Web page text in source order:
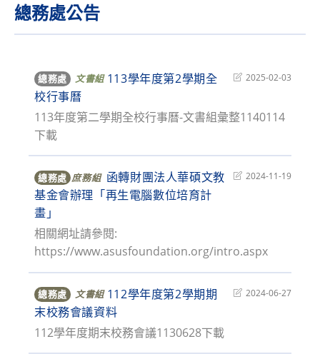
總務處公告
總務處 文書組 113學年度第2學期全
校行事曆
Post
modified:
2025-02-03
113年度第二學期全校行事曆-文書組彙整1140114
下載
總務處 庶務組 函轉財團法人華碩文教
基金會辦理「再生電腦數位培育計
畫」
Post2024-11-19
相關網址請參閱:
https://www.asusfoundation.org/intro.aspx
總務處 文書組 112學年度第2學期期
末校務會議資料
Post2024-06-27
112學年度期末校務會議1130628下載